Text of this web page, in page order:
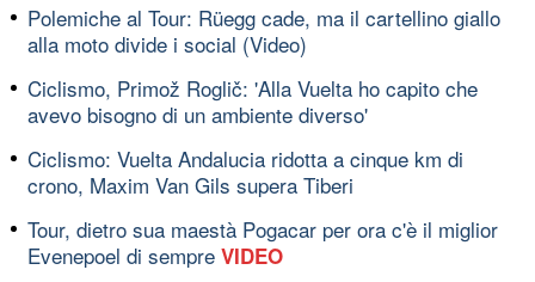
Polemiche al Tour: Rüegg cade, ma il cartellino giallo
alla moto divide i social (Video)
Ciclismo, Primož Roglič: 'Alla Vuelta ho capito che
avevo bisogno di un ambiente diverso'
Ciclismo: Vuelta Andalucia ridotta a cinque km di
crono, Maxim Van Gils supera Tiberi
Tour, dietro sua maestà Pogacar per ora c'è il miglior
Evenepoel di sempre VIDEO